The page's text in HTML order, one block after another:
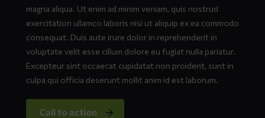
magna aliqua. Ut enim ad minim veniam, quis nostrud
exercitation ullamco laboris nisi ut aliquip ex ea commodo
consequat. Duis aute irure dolor in reprehenderit in
voluptate velit esse cillum dolore eu fugiat nulla pariatur.
Excepteur sint occaecat cupidatat non proident, sunt in
culpa qui officia deserunt mollit anim id est laborum.
Call to action